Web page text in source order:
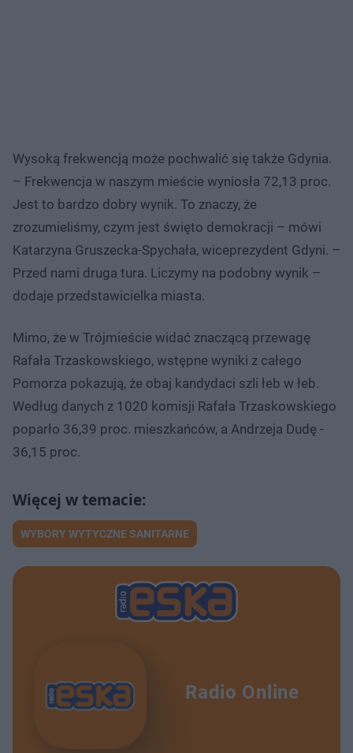
Wysoką frekwencją może pochwalić się także Gdynia.
– Frekwencja w naszym mieście wyniosła 72,13 proc.
Jest to bardzo dobry wynik. To znaczy, że
zrozumieliśmy, czym jest święto demokracji – mówi
Katarzyna Gruszecka-Spychała, wiceprezydent Gdyni. –
Przed nami druga tura. Liczymy na podobny wynik –
dodaje przedstawicielka miasta.
Mimo, że w Trójmieście widać znaczącą przewagę
Rafała Trzaskowskiego, wstępne wyniki z całego
Pomorza pokazują, że obaj kandydaci szli łeb w łeb.
Według danych z 1020 komisji Rafała Trzaskowskiego
poparło 36,39 proc. mieszkańców, a Andrzeja Dudę -
36,15 proc.
WYBORY WYTYCZNE SANITARNE
Radio Online